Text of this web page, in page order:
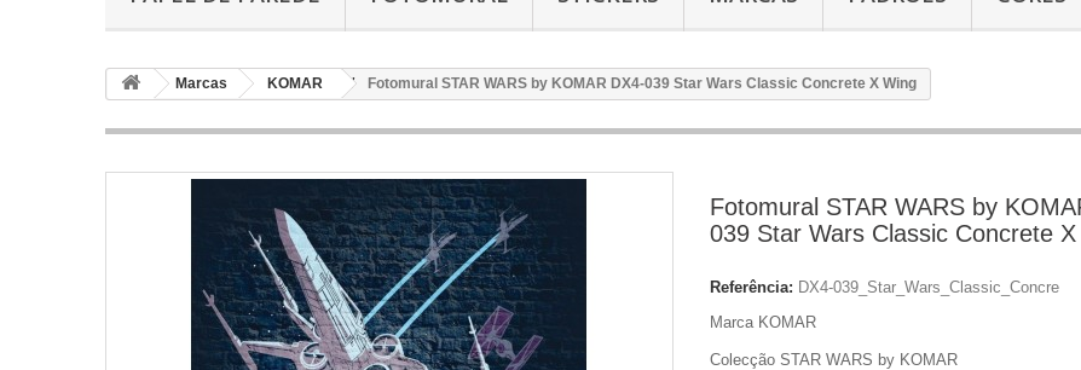
Marcas KOMAR Fotomural STAR WARS by KOMAR DX4-039 Star Wars Classic Concrete X Wing
Fotomural STAR WARS by
039 Star Wars Classic Concrete X
Referência: DX4-039_Star_Wars_Classic_Concre
Marca KOMAR
Colecção STAR WARS by KOMAR